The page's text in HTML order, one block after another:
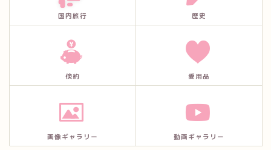
国内旅行 歴史
倹約 愛用品
画像ギャラリー 動画ギャラリー